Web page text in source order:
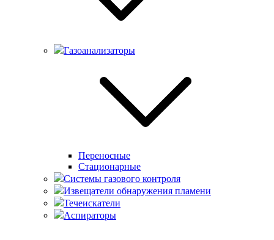
Газоанализаторы
Переносные
Стационарные
Системы газового контроля
Извещатели обнаружения пламени
Течеискатели
Аспираторы